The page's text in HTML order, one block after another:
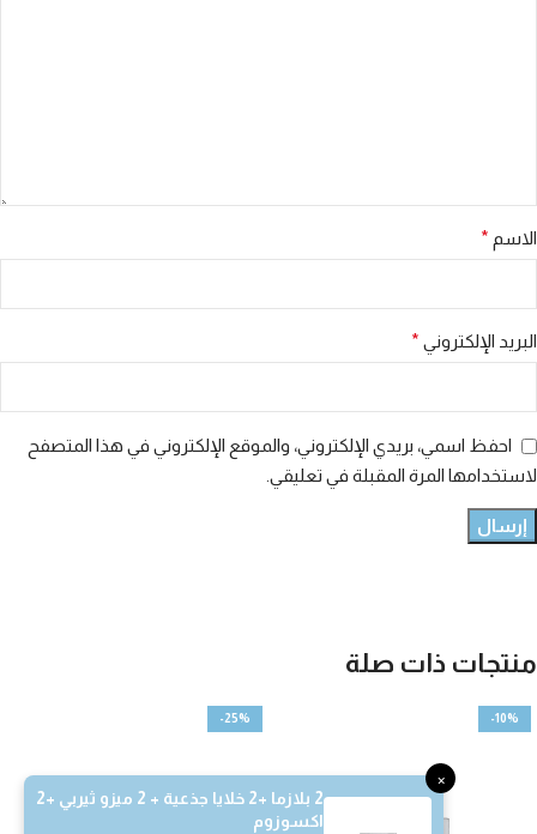
×
2 بلازما +2 خلايا جذعية + 2 ميزو ثيربي +2
اكسوزوم
الاسم *
البريد الإلكتروني *
احفظ اسمي، بريدي الإلكتروني، والموقع الإلكتروني في هذا المتصفح
لاستخدامها المرة المقبلة في تعليقي.
منتجات ذات صلة
-10%
-25%